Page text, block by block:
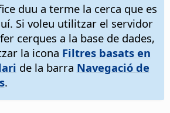
duu a terme la cerca que es
Si voleu utilitzar el servidor
cerques a la base de dades,
la icona Filtres basats en
de la barra Navegació de
.